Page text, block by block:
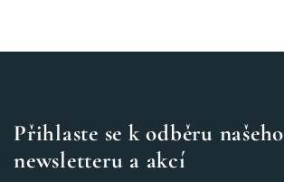
Přihlaste se k odběru našeho
newsletteru a akcí